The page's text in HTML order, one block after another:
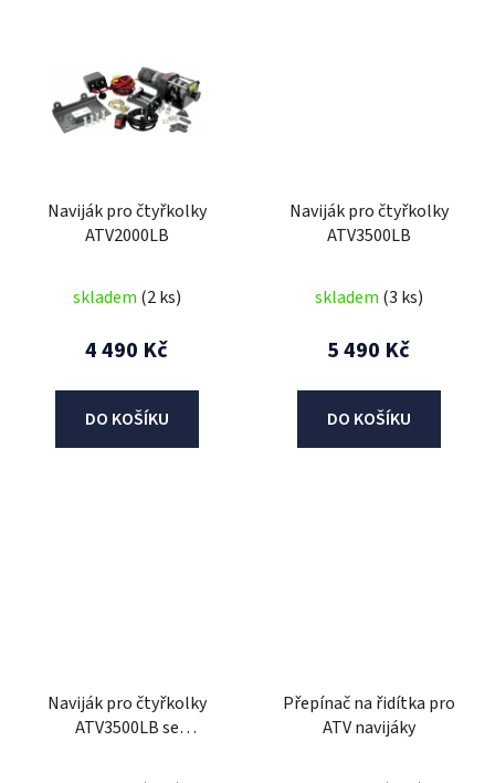
Naviják pro čtyřkolky
ATV2000LB
skladem (2 ks)
4 490 Kč
DO KOŠÍKU
Naviják pro čtyřkolky
ATV3500LB
skladem (3 ks)
5 490 Kč
DO KOŠÍKU
Naviják pro čtyřkolky
ATV3500LB se
Přepínač na řidítka pro
ATV navijáky